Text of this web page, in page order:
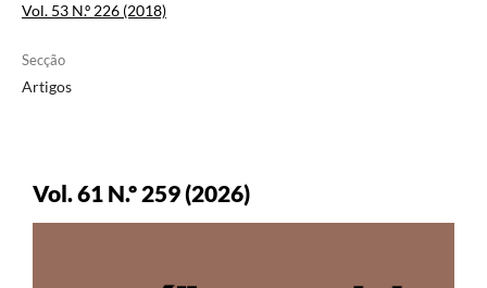
Vol. 53 N.º 226 (2018)
Secção
Artigos
Vol. 61 N.º 259 (2026)